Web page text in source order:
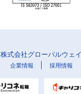
株式会社グローバルウェイ
企業情報 採用情報